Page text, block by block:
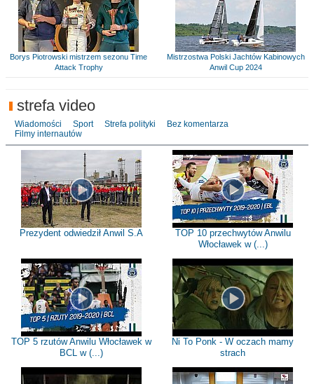
Borys Piotrowski mistrzem sezonu Time
Attack Trophy
Mistrzostwa Polski Jachtów Kabinowych
Anwil Cup 2024
strefa video
Wiadomości Sport Strefa polityki
Bez komentarza
Filmy internautów
Prezydent odwiedził Anwil S.A
TOP 10 przechwytów Anwilu
Włocławek w (...)
TOP 5 rzutów Anwilu Włocławek w
BCL w (...)
Ni To Ponk - W oczach mamy
strach